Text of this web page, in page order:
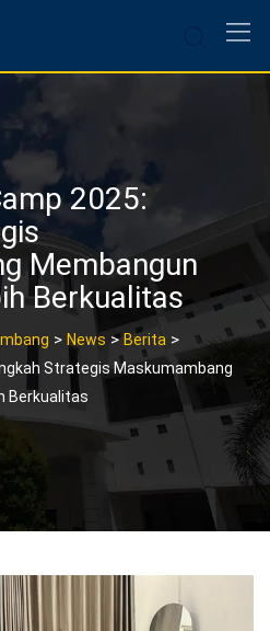
2025:
Membangun
Berkualitas
> News > Berita >
Strategis Maskumambang
Berkualitas